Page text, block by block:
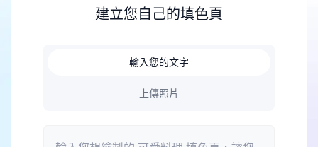
建立您自己的填色頁
輸入您的文字
上傳照片